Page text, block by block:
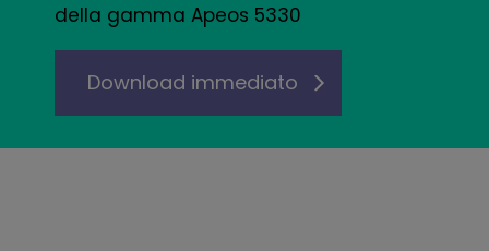
della gamma Apeos 5330
Download immediato